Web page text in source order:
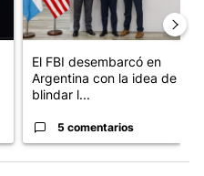
El FBI desembarcó en
Argentina con la idea de
blindar l...
5 comentarios